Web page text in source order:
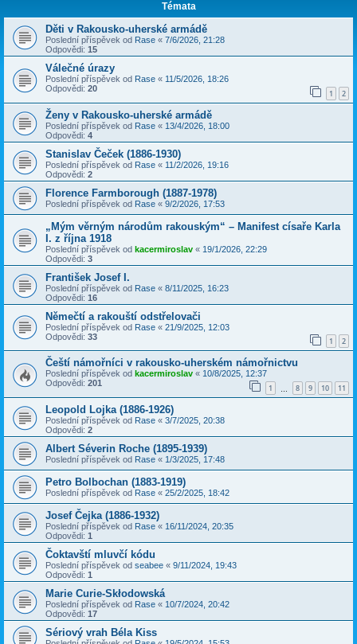
Témata
Děti v Rakousko-uherské armádě
Poslední příspěvek od Rase « 7/6/2026, 21:28
Odpovědi: 15
Válečné úrazy
Poslední příspěvek od Rase « 11/5/2026, 18:26
Odpovědi: 20 1 2
Ženy v Rakousko-uherské armádě
Poslední příspěvek od Rase « 13/4/2026, 18:00
Odpovědi: 4
Stanislav Čeček (1886-1930)
Poslední příspěvek od Rase « 11/2/2026, 19:16
Odpovědi: 2
Florence Farmborough (1887-1978)
Poslední příspěvek od Rase « 9/2/2026, 17:53
„Mým věrným národům rakouským“ – Manifest císaře Karla
I. z října 1918
Poslední příspěvek od kacermiroslav « 19/1/2026, 22:29
Odpovědi: 3
František Josef I.
Poslední příspěvek od Rase « 8/11/2025, 16:23
Odpovědi: 16
Němečtí a rakouští odstřelovači
Poslední příspěvek od Rase « 21/9/2025, 12:03
Odpovědi: 33 1 2
Čeští námořníci v rakousko-uherském námořnictvu
Poslední příspěvek od kacermiroslav « 10/8/2025, 12:37
Odpovědi: 201 1 8 9 10 11
Leopold Lojka (1886-1926)
Poslední příspěvek od Rase « 3/7/2025, 20:38
Odpovědi: 2
Albert Séverin Roche (1895-1939)
Poslední příspěvek od Rase « 1/3/2025, 17:48
Petro Bolbochan (1883-1919)
Poslední příspěvek od Rase « 25/2/2025, 18:42
Josef Čejka (1886-1932)
Poslední příspěvek od Rase « 16/11/2024, 20:35
Odpovědi: 1
Čoktavští mluvčí kódu
Poslední příspěvek od seabee « 9/11/2024, 19:43
Odpovědi: 1
Marie Curie-Skłodowská
Poslední příspěvek od Rase « 10/7/2024, 20:42
Odpovědi: 17
Sériový vrah Béla Kiss